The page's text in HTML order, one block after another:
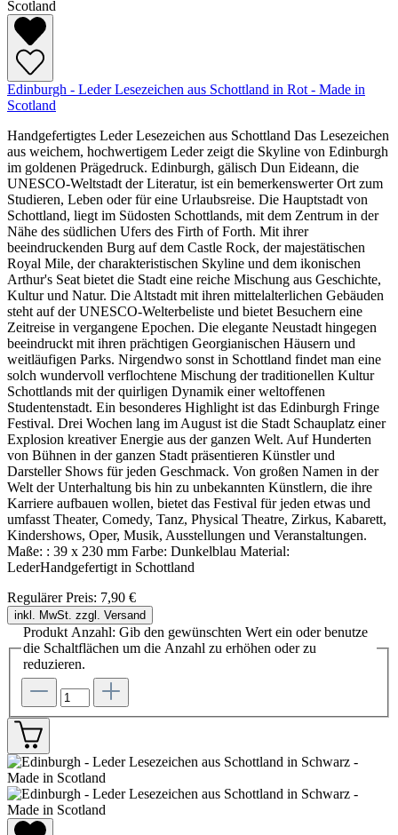
Edinburgh - Leder Lesezeichen aus Schottland in Rot - Made in
Scotland
Handgefertigtes Leder Lesezeichen aus Schottland Das Lesezeichen
aus weichem, hochwertigem Leder zeigt die Skyline von Edinburgh
im goldenen Prägedruck. Edinburgh, gälisch Dun Eideann, die
UNESCO-Weltstadt der Literatur, ist ein bemerkenswerter Ort zum
Studieren, Leben oder für eine Urlaubsreise. Die Hauptstadt von
Schottland, liegt im Südosten Schottlands, mit dem Zentrum in der
Nähe des südlichen Ufers des Firth of Forth. Mit ihrer
beeindruckenden Burg auf dem Castle Rock, der majestätischen
Royal Mile, der charakteristischen Skyline und dem ikonischen
Arthur's Seat bietet die Stadt eine reiche Mischung aus Geschichte,
Kultur und Natur. Die Altstadt mit ihren mittelalterlichen Gebäuden
steht auf der UNESCO-Welterbeliste und bietet Besuchern eine
Zeitreise in vergangene Epochen. Die elegante Neustadt hingegen
beeindruckt mit ihren prächtigen Georgianischen Häusern und
weitläufigen Parks. Nirgendwo sonst in Schottland findet man eine
solch wundervoll verflochtene Mischung der traditionellen Kultur
Schottlands mit der quirligen Dynamik einer weltoffenen
Studentenstadt. Ein besonderes Highlight ist das Edinburgh Fringe
Festival. Drei Wochen lang im August ist die Stadt Schauplatz einer
Explosion kreativer Energie aus der ganzen Welt. Auf Hunderten
von Bühnen in der ganzen Stadt präsentieren Künstler und
Darsteller Shows für jeden Geschmack. Von großen Namen in der
Welt der Unterhaltung bis hin zu unbekannten Künstlern, die ihre
Karriere aufbauen wollen, bietet das Festival für jeden etwas und
umfasst Theater, Comedy, Tanz, Physical Theatre, Zirkus, Kabarett,
Kindershows, Oper, Musik, Ausstellungen und Veranstaltungen.
Maße: : 39 x 230 mm Farbe: Dunkelblau Material:
LederHandgefertigt in Schottland
Regulärer Preis: 7,90 €
inkl. MwSt. zzgl. Versand
Produkt Anzahl: Gib den gewünschten Wert ein oder benutze
die Schaltflächen um die Anzahl zu erhöhen oder zu
reduzieren.